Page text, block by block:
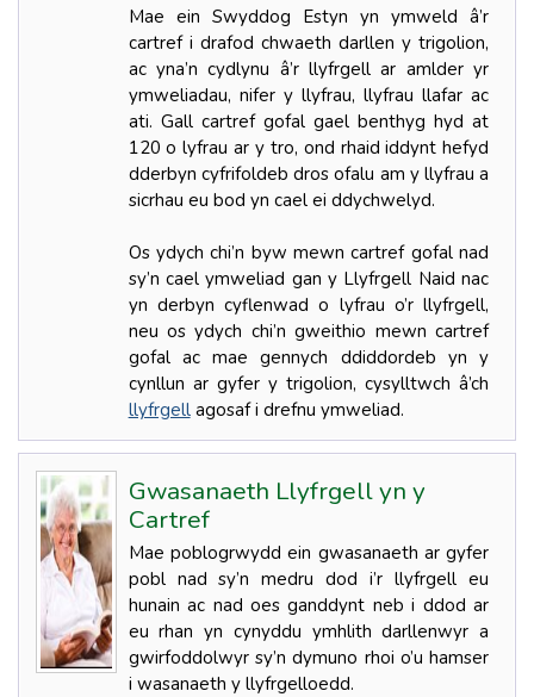
Mae ein Swyddog Estyn yn ymweld â’r
cartref i drafod chwaeth darllen y trigolion,
ac yna’n cydlynu â’r llyfrgell ar amlder yr
ymweliadau, nifer y llyfrau, llyfrau llafar ac
ati. Gall cartref gofal gael benthyg hyd at
120 o lyfrau ar y tro, ond rhaid iddynt hefyd
dderbyn cyfrifoldeb dros ofalu am y llyfrau a
sicrhau eu bod yn cael ei ddychwelyd.
Os ydych chi’n byw mewn cartref gofal nad
sy’n cael ymweliad gan y Llyfrgell Naid nac
yn derbyn cyflenwad o lyfrau o’r llyfrgell,
neu os ydych chi’n gweithio mewn cartref
gofal ac mae gennych ddiddordeb yn y
cynllun ar gyfer y trigolion, cysylltwch â’ch
llyfrgellagosaf i drefnu ymweliad.
Gwasanaeth Llyfrgell yn y
Cartref
Mae poblogrwydd ein gwasanaeth ar gyfer
pobl nad sy’n medru dod i’r llyfrgell eu
hunain ac nad oes ganddynt neb i ddod ar
eu rhan yn cynyddu ymhlith darllenwyr a
gwirfoddolwyr sy’n dymuno rhoi o’u hamser
i wasanaeth y llyfrgelloedd.